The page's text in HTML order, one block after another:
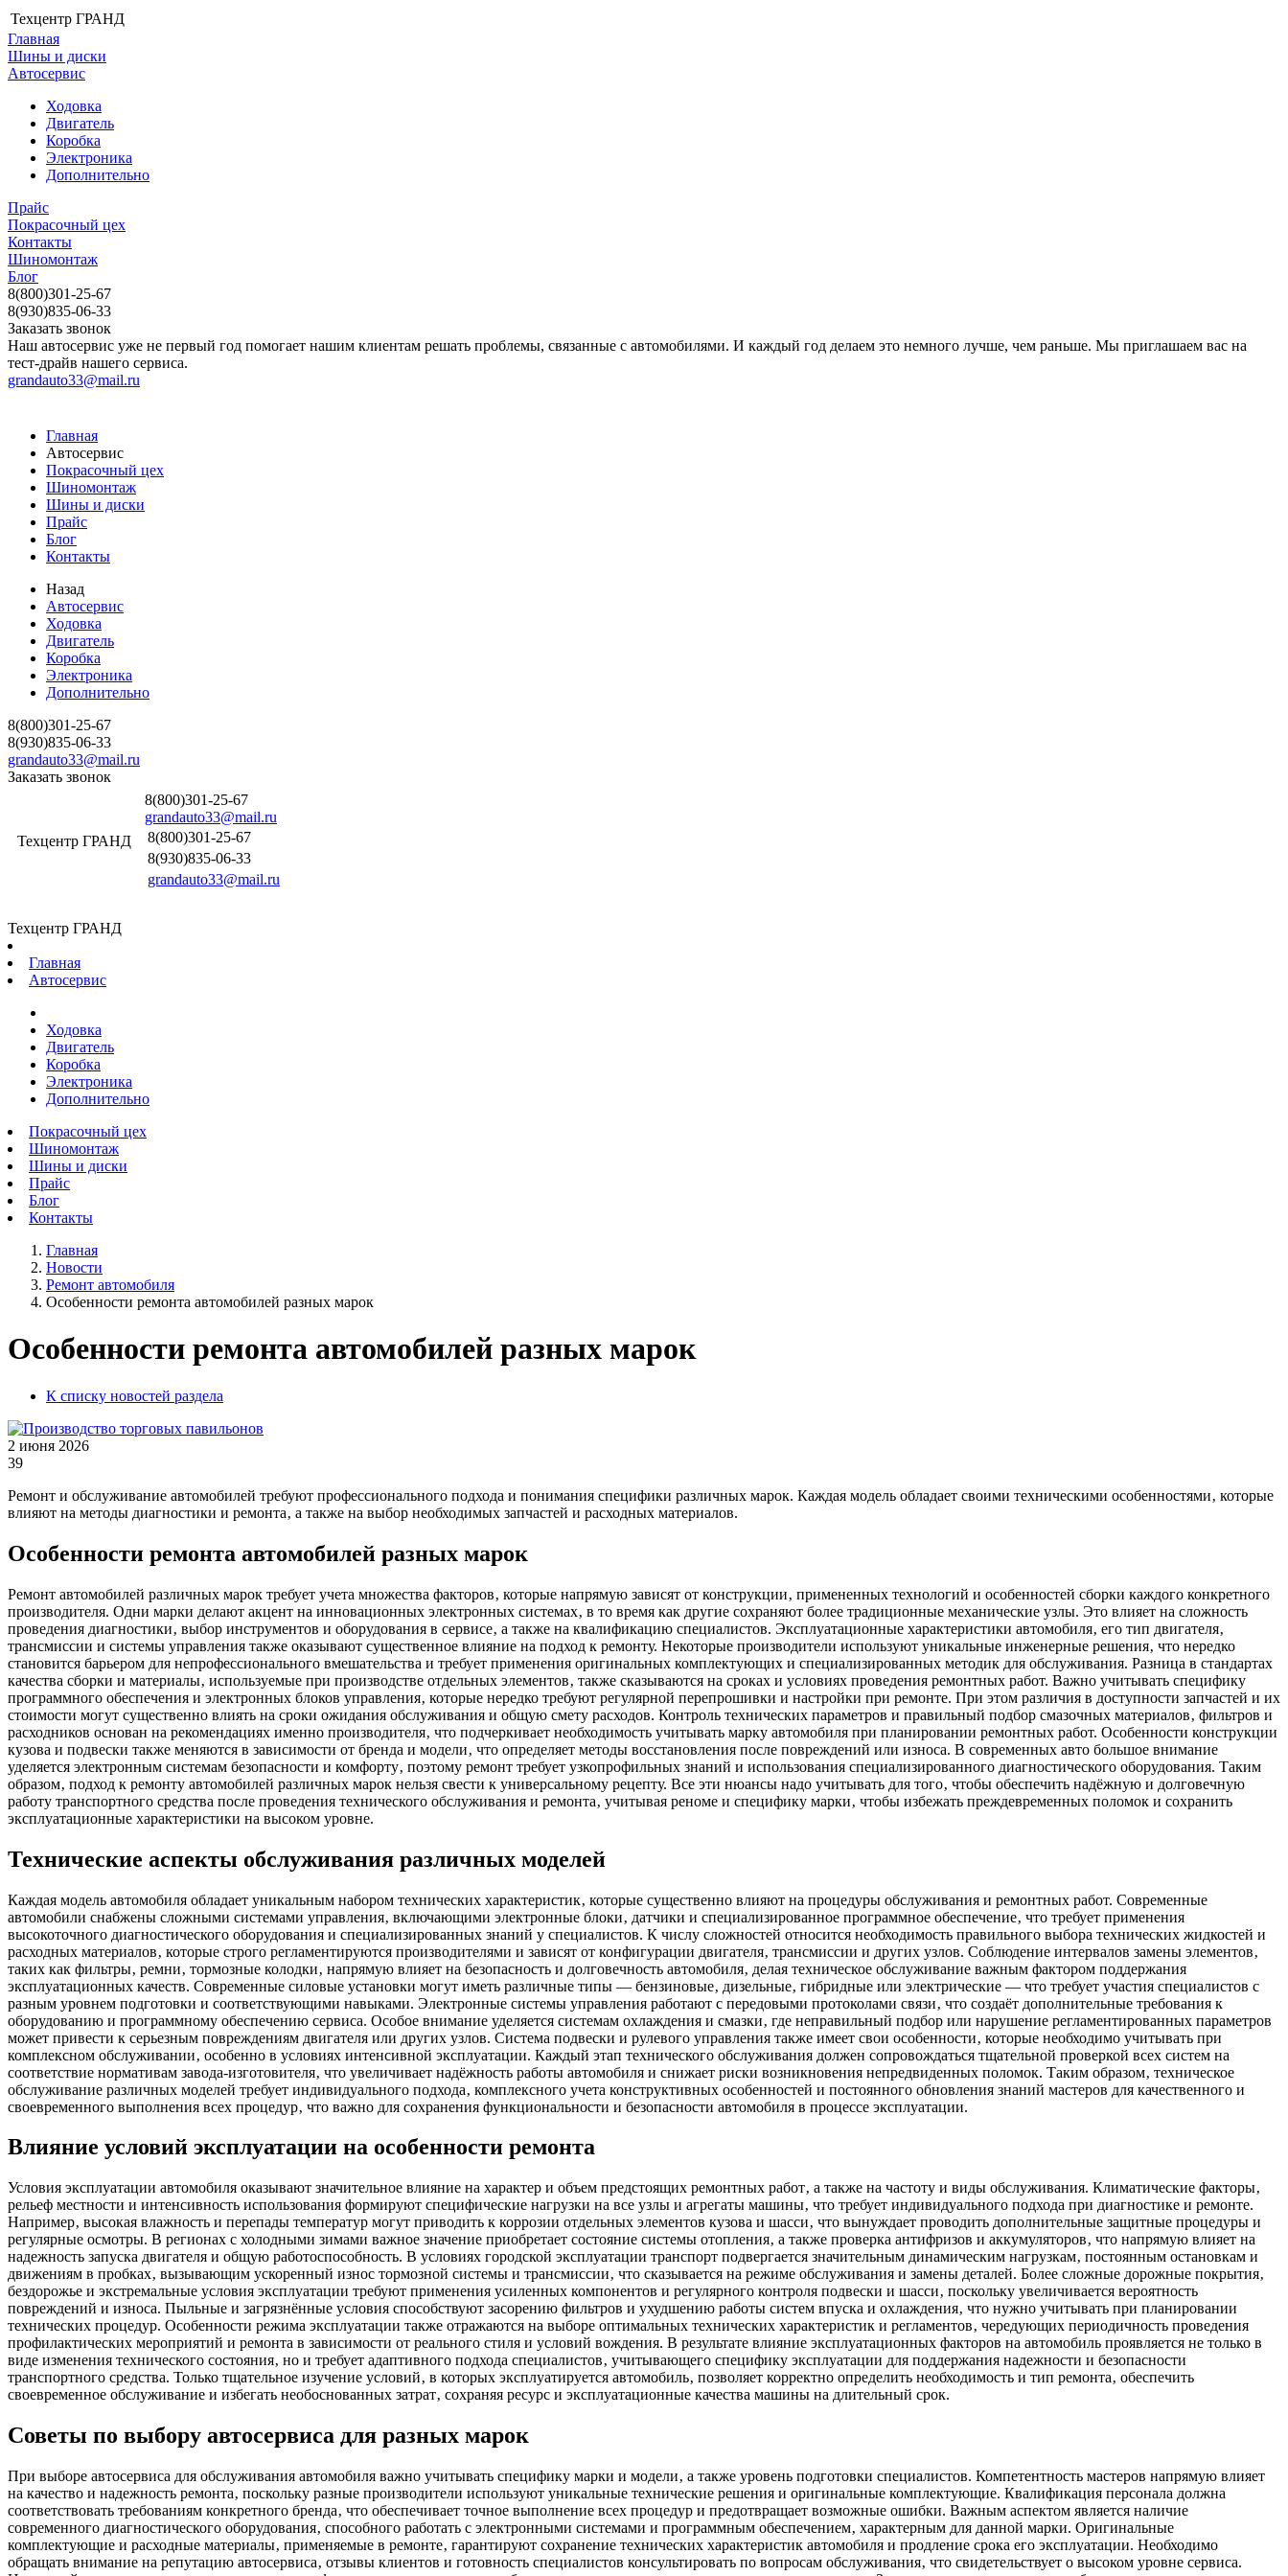
Техцентр ГРАНД
Главная
Шины и диски
Автосервис
Ходовка
Двигатель
Коробка
Электроника
Дополнительно
Прайс
Покрасочный цех
Контакты
Шиномонтаж
Блог
8(800)301-25-67
8(930)835-06-33
Заказать звонок
Наш автосервис уже не первый год помогает нашим клиентам решать проблемы, связанные с автомобилями. И каждый год делаем это немного лучше, чем раньше. Мы приглашаем вас на
тест-драйв нашего сервиса.
grandauto33@mail.ru
Главная
Автосервис
Покрасочный цех
Шиномонтаж
Шины и диски
Прайс
Блог
Контакты
Назад
Автосервис
Ходовка
Двигатель
Коробка
Электроника
Дополнительно
8(800)301-25-67
8(930)835-06-33
grandauto33@mail.ru
Заказать звонок
Техцентр ГРАНД
8(800)301-25-67
grandauto33@mail.ru
8(800)301-25-67
8(930)835-06-33
grandauto33@mail.ru
Техцентр ГРАНД
Главная
Автосервис
Ходовка
Двигатель
Коробка
Электроника
Дополнительно
Покрасочный цех
Шиномонтаж
Шины и диски
Прайс
Блог
Контакты
Главная
Новости
Ремонт автомобиля
Особенности ремонта автомобилей разных марок
Особенности ремонта автомобилей разных марок
К списку новостей раздела
2 июня 2026
39
Ремонт и обслуживание автомобилей требуют профессионального подхода и понимания специфики различных марок. Каждая модель обладает своими техническими особенностями‚ которые
влияют на методы диагностики и ремонта‚ а также на выбор необходимых запчастей и расходных материалов.
Особенности ремонта автомобилей разных марок
Ремонт автомобилей различных марок требует учета множества факторов‚ которые напрямую зависят от конструкции‚ примененных технологий и особенностей сборки каждого конкретного
производителя. Одни марки делают акцент на инновационных электронных системах‚ в то время как другие сохраняют более традиционные механические узлы. Это влияет на сложность
проведения диагностики‚ выбор инструментов и оборудования в сервисе‚ а также на квалификацию специалистов. Эксплуатационные характеристики автомобиля‚ его тип двигателя‚
трансмиссии и системы управления также оказывают существенное влияние на подход к ремонту. Некоторые производители используют уникальные инженерные решения‚ что нередко
становится барьером для непрофессионального вмешательства и требует применения оригинальных комплектующих и специализированных методик для обслуживания. Разница в стандартах
качества сборки и материалы‚ используемые при производстве отдельных элементов‚ также сказываются на сроках и условиях проведения ремонтных работ. Важно учитывать специфику
программного обеспечения и электронных блоков управления‚ которые нередко требуют регулярной перепрошивки и настройки при ремонте. При этом различия в доступности запчастей и их
стоимости могут существенно влиять на сроки ожидания обслуживания и общую смету расходов. Контроль технических параметров и правильный подбор смазочных материалов‚ фильтров и
расходников основан на рекомендациях именно производителя‚ что подчеркивает необходимость учитывать марку автомобиля при планировании ремонтных работ. Особенности конструкции
кузова и подвески также меняются в зависимости от бренда и модели‚ что определяет методы восстановления после повреждений или износа. В современных авто большое внимание
уделяется электронным системам безопасности и комфорту‚ поэтому ремонт требует узкопрофильных знаний и использования специализированного диагностического оборудования. Таким
образом‚ подход к ремонту автомобилей различных марок нельзя свести к универсальному рецепту. Все эти нюансы надо учитывать для того‚ чтобы обеспечить надёжную и долговечную
работу транспортного средства после проведения технического обслуживания и ремонта‚ учитывая реноме и специфику марки‚ чтобы избежать преждевременных поломок и сохранить
эксплуатационные характеристики на высоком уровне.
Технические аспекты обслуживания различных моделей
Каждая модель автомобиля обладает уникальным набором технических характеристик‚ которые существенно влияют на процедуры обслуживания и ремонтных работ. Современные
автомобили снабжены сложными системами управления‚ включающими электронные блоки‚ датчики и специализированное программное обеспечение‚ что требует применения
высокоточного диагностического оборудования и специализированных знаний у специалистов. К числу сложностей относится необходимость правильного выбора технических жидкостей и
расходных материалов‚ которые строго регламентируются производителями и зависят от конфигурации двигателя‚ трансмиссии и других узлов. Соблюдение интервалов замены элементов‚
таких как фильтры‚ ремни‚ тормозные колодки‚ напрямую влияет на безопасность и долговечность автомобиля‚ делая техническое обслуживание важным фактором поддержания
эксплуатационных качеств. Современные силовые установки могут иметь различные типы — бензиновые‚ дизельные‚ гибридные или электрические — что требует участия специалистов с
разным уровнем подготовки и соответствующими навыками. Электронные системы управления работают с передовыми протоколами связи‚ что создаёт дополнительные требования к
оборудованию и программному обеспечению сервиса. Особое внимание уделяется системам охлаждения и смазки‚ где неправильный подбор или нарушение регламентированных параметров
может привести к серьезным повреждениям двигателя или других узлов. Система подвески и рулевого управления также имеет свои особенности‚ которые необходимо учитывать при
комплексном обслуживании‚ особенно в условиях интенсивной эксплуатации. Каждый этап технического обслуживания должен сопровождаться тщательной проверкой всех систем на
соответствие нормативам завода-изготовителя‚ что увеличивает надёжность работы автомобиля и снижает риски возникновения непредвиденных поломок. Таким образом‚ техническое
обслуживание различных моделей требует индивидуального подхода‚ комплексного учета конструктивных особенностей и постоянного обновления знаний мастеров для качественного и
своевременного выполнения всех процедур‚ что важно для сохранения функциональности и безопасности автомобиля в процессе эксплуатации.
Влияние условий эксплуатации на особенности ремонта
Условия эксплуатации автомобиля оказывают значительное влияние на характер и объем предстоящих ремонтных работ‚ а также на частоту и виды обслуживания. Климатические факторы‚
рельеф местности и интенсивность использования формируют специфические нагрузки на все узлы и агрегаты машины‚ что требует индивидуального подхода при диагностике и ремонте.
Например‚ высокая влажность и перепады температур могут приводить к коррозии отдельных элементов кузова и шасси‚ что вынуждает проводить дополнительные защитные процедуры и
регулярные осмотры. В регионах с холодными зимами важное значение приобретает состояние системы отопления‚ а также проверка антифризов и аккумуляторов‚ что напрямую влияет на
надежность запуска двигателя и общую работоспособность. В условиях городской эксплуатации транспорт подвергается значительным динамическим нагрузкам‚ постоянным остановкам и
движениям в пробках‚ вызывающим ускоренный износ тормозной системы и трансмиссии‚ что сказывается на режиме обслуживания и замены деталей. Более сложные дорожные покрытия‚
бездорожье и экстремальные условия эксплуатации требуют применения усиленных компонентов и регулярного контроля подвески и шасси‚ поскольку увеличивается вероятность
повреждений и износа. Пыльные и загрязнённые условия способствуют засорению фильтров и ухудшению работы систем впуска и охлаждения‚ что нужно учитывать при планировании
технических процедур. Особенности режима эксплуатации также отражаются на выборе оптимальных технических характеристик и регламентов‚ чередующих периодичность проведения
профилактических мероприятий и ремонта в зависимости от реального стиля и условий вождения. В результате влияние эксплуатационных факторов на автомобиль проявляется не только в
виде изменения технического состояния‚ но и требует адаптивного подхода специалистов‚ учитывающего специфику эксплуатации для поддержания надежности и безопасности
транспортного средства. Только тщательное изучение условий‚ в которых эксплуатируется автомобиль‚ позволяет корректно определить необходимость и тип ремонта‚ обеспечить
своевременное обслуживание и избегать необоснованных затрат‚ сохраняя ресурс и эксплуатационные качества машины на длительный срок.
Советы по выбору автосервиса для разных марок
При выборе автосервиса для обслуживания автомобиля важно учитывать специфику марки и модели‚ а также уровень подготовки специалистов. Компетентность мастеров напрямую влияет
на качество и надежность ремонта‚ поскольку разные производители используют уникальные технические решения и оригинальные комплектующие. Квалификация персонала должна
соответствовать требованиям конкретного бренда‚ что обеспечивает точное выполнение всех процедур и предотвращает возможные ошибки. Важным аспектом является наличие
современного диагностического оборудования‚ способного работать с электронными системами и программным обеспечением‚ характерным для данной марки. Оригинальные
комплектующие и расходные материалы‚ применяемые в ремонте‚ гарантируют сохранение технических характеристик автомобиля и продление срока его эксплуатации. Необходимо
обращать внимание на репутацию автосервиса‚ отзывы клиентов и готовность специалистов консультировать по вопросам обслуживания‚ что свидетельствует о высоком уровне сервиса.